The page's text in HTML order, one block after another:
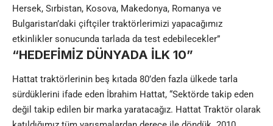
Hersek, Sırbistan, Kosova, Makedonya, Romanya ve
Bulgaristan’daki çiftçiler traktörlerimizi yapacağımız
etkinlikler sonucunda tarlada da test edebilecekler”
“HEDEFİMİZ DÜNYADA İLK 10”
Hattat traktörlerinin beş kıtada 80’den fazla ülkede tarla
sürdüklerini ifade eden İbrahim Hattat, “Sektörde takip eden
değil takip edilen bir marka yaratacağız. Hattat Traktör olarak